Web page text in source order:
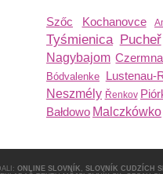
Szőc Kochanovce
Tyśmienica Pucheř
Nagybajom Czermna
Bódvalenke Lustenau-
Neszmély Řenkov
Bałdowo Malczkówko
ONLINE SLOVNÍK , SLOVNÍK CUDZÍCH